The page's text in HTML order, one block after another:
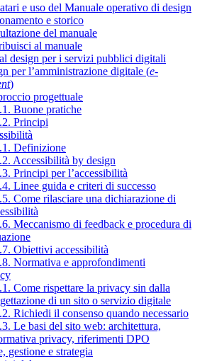
e uso del Manuale operativo di design
e storico
del manuale
al manuale
design per i servizi pubblici digitali
per l’amministrazione digitale (e-
)
progettuale
Buone pratiche
Principi
Definizione
Accessibilità by design
Principi per l’accessibilità
Linee guida e criteri di successo
Come rilasciare una dichiarazione di
Meccanismo di feedback e procedura di
Obiettivi accessibilità
Normativa e approfondimenti
Come rispettare la privacy sin dalla
di un sito o servizio digitale
Richiedi il consenso quando necessario
Le basi del sito web: architettura,
privacy, riferimenti DPO
gestione e strategia